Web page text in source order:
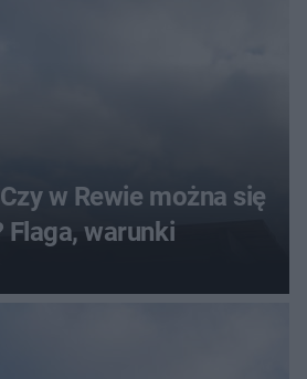
w Rewie można się
warunki